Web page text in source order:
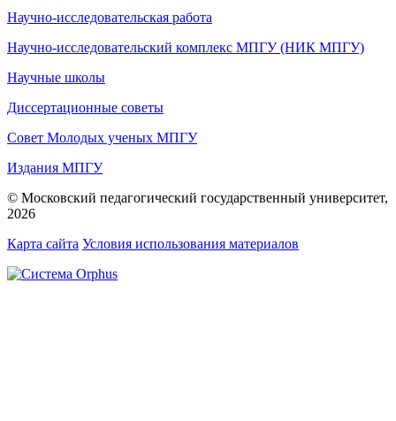
Научно-исследовательская работа
Научно-исследовательский комплекс МПГУ (НИК МПГУ)
Научные школы
Диссертационные советы
Совет Молодых ученых МПГУ
Издания МПГУ
© Московский педагогический государственный университет,
2026
Карта сайта Условия использования материалов